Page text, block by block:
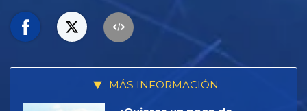
MÁS INFORMACIÓN